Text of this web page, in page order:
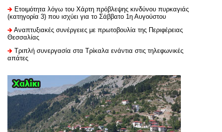
Ετοιμότητα λόγω του Χάρτη πρόβλεψης κινδύνου πυρκαγιάς
(κατηγορία 3) που ισχύει για το Σάββατο 1η Αυγούστου
Αναπτυξιακές συνέργειες με πρωτοβουλία της Περιφέρειας
Θεσσαλίας
Τριπλή συνεργασία στα Τρίκαλα ενάντια στις τηλεφωνικές
απάτες